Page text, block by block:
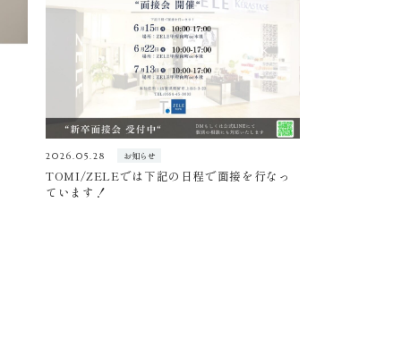
2026.05.28 お知らせ
TOMI/ZELEでは下記の日程で面接を行なっ
ています！